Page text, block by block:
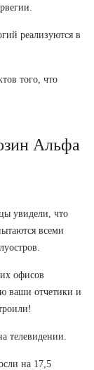
реализуются в
того, что
Альфа
увидели, что
всеми
офисов
ваши отчетики и
телевидении.
на 17,5